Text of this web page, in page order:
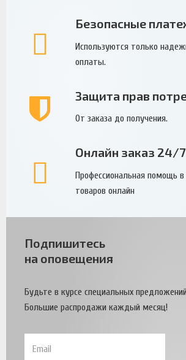
Безопасные
Используются только
оплаты.
Защита прав
От заказа до получения.
Онлайн заказ 24/7
Профессиональная помощь в
товаров онлайн
Подпишитесь
на оповещения
Будьте в курсе специальных
Большие распродажи каждый месяц!